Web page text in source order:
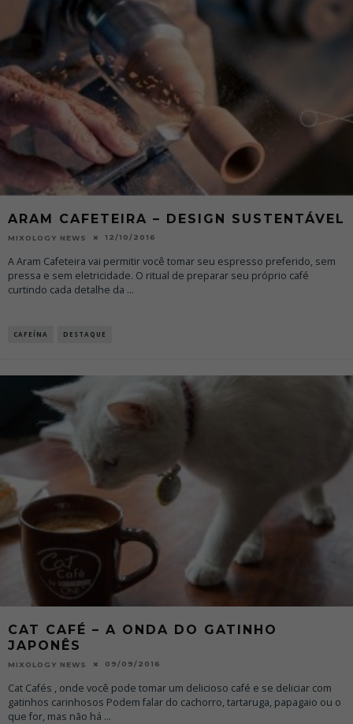
ARAM CAFETEIRA – DESIGN SUSTENTÁVEL
MIXOLOGY NEWS 12/10/2016
A Aram Cafeteira vai permitir você tomar seu espresso preferido, sem
pressa e sem eletricidade. O ritual de preparar seu próprio café
curtindo cada detalhe da ...
CAFEÍNA DESTAQUE
CAT CAFÉ – A ONDA DO GATINHO
JAPONÊS
MIXOLOGY NEWS 09/09/2016
Cat Cafés , onde você pode tomar um delicioso café e se deliciar com
gatinhos carinhosos Podem falar do cachorro, tartaruga, papagaio ou o
que for, mas não há ...